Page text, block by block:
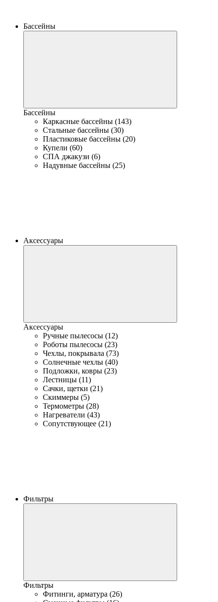
Бассейны
Бассейны
Каркасные бассейны (143)
Стальные бассейны (30)
Пластиковые бассейны (20)
Купели (60)
СПА джакузи (6)
Надувные бассейны (25)
Аксессуары
Аксессуары
Ручные пылесосы (12)
Роботы пылесосы (23)
Чехлы, покрывала (73)
Солнечные чехлы (40)
Подложки, ковры (23)
Лестницы (11)
Сачки, щетки (21)
Скиммеры (5)
Термометры (28)
Нагреватели (43)
Сопутствующее (21)
Фильтры
Фильтры
Фитинги, арматура (26)